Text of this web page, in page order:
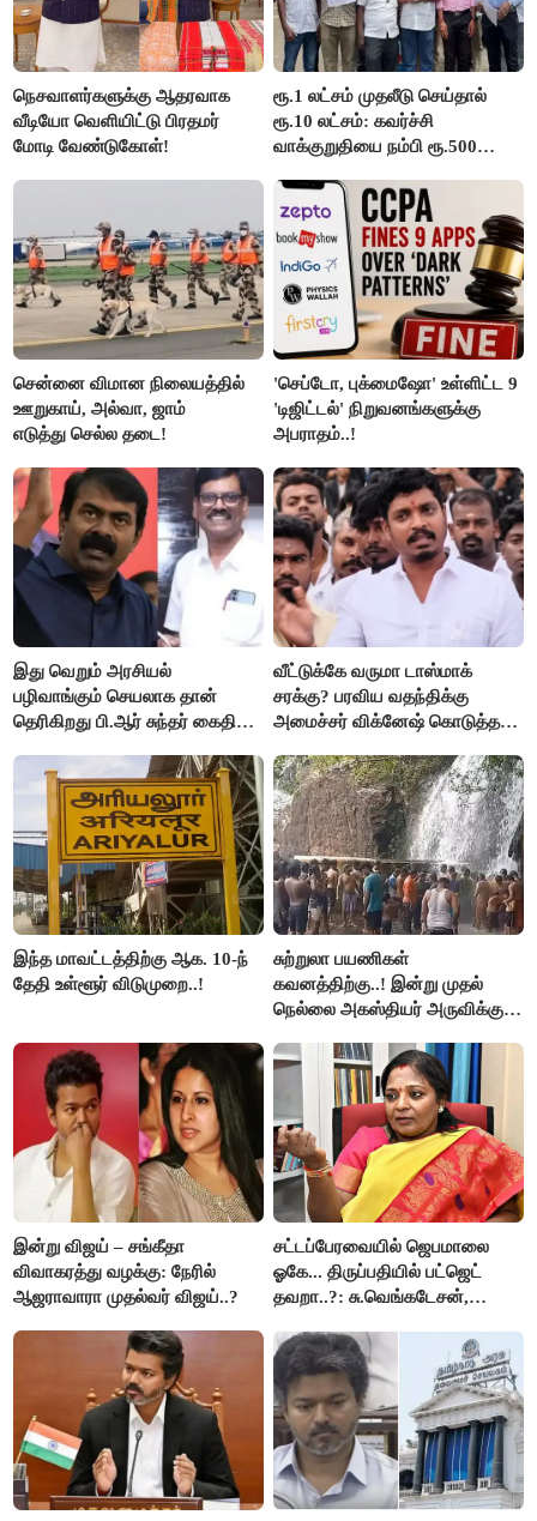
நெசவாளர்களுக்கு ஆதரவாக
வீடியோ வெளியிட்டு பிரதமர்
மோடி வேண்டுகோள்!
ரூ.1 லட்சம் முதலீடு செய்தால்
ரூ.10 லட்சம்: கவர்ச்சி
வாக்குறுதியை நம்பி ரூ.500
மக்கள்!
சென்னை விமான நிலையத்தில்
ஊறுகாய், அல்வா, ஜாம்
எடுத்து செல்ல தடை!
'செப்டோ, புக்மைஷோ' உள்ளிட்ட 9
'டிஜிட்டல்' நிறுவனங்களுக்கு
அபராதம்..!
இது வெறும் அரசியல்
பழிவாங்கும் செயலாக தான்
தெரிகிறது பி.ஆர் சுந்தர் கைதிற்கு
வீட்டுக்கே வருமா டாஸ்மாக்
சரக்கு? பரவிய வதந்திக்கு
அமைச்சர் விக்னேஷ் கொடுத்த
இந்த மாவட்டத்திற்கு ஆக. 10-ந்
தேதி உள்ளூர் விடுமுறை..!
சுற்றுலா பயணிகள்
கவனத்திற்கு..! இன்று முதல்
நெல்லை அகஸ்தியர் அருவிக்கு
இன்று விஜய் – சங்கீதா
விவாகரத்து வழக்கு: நேரில்
ஆஜராவாரா முதல்வர் விஜய்..?
சட்டப்பேரவையில் ஜெபமாலை
ஓகே... திருப்பதியில் பட்ஜெட்
தவறா..?: சு.வெங்கடேசன்,
கேள்வி..!